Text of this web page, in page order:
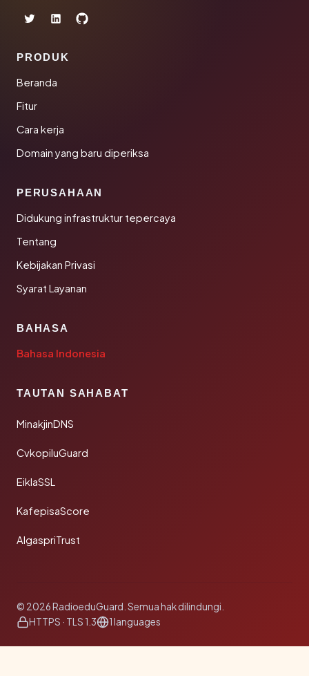
PRODUK
Beranda
Fitur
Cara kerja
Domain yang baru diperiksa
PERUSAHAAN
Didukung infrastruktur tepercaya
Tentang
Kebijakan Privasi
Syarat Layanan
BAHASA
Bahasa Indonesia
TAUTAN SAHABAT
MinakjinDNS
CvkopiluGuard
EiklaSSL
KafepisaScore
AlgaspriTrust
© 2026 RadioeduGuard. Semua hak dilindungi.
HTTPS · TLS 1.3
1 languages